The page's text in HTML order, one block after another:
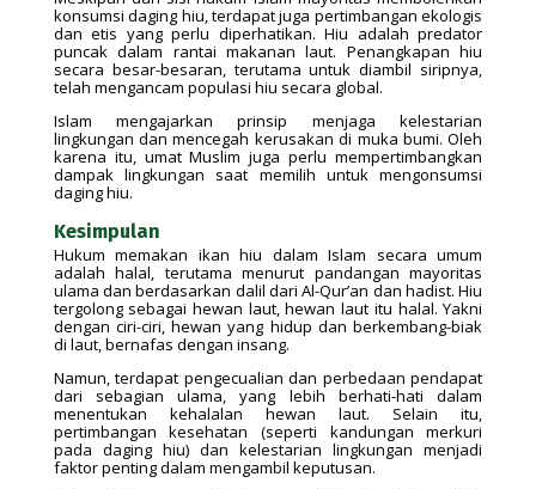
konsumsi daging hiu, terdapat juga pertimbangan ekologis
dan etis yang perlu diperhatikan. Hiu adalah predator
puncak dalam rantai makanan laut. Penangkapan hiu
secara besar-besaran, terutama untuk diambil siripnya,
telah mengancam populasi hiu secara global.
Islam mengajarkan prinsip menjaga kelestarian
lingkungan dan mencegah kerusakan di muka bumi. Oleh
karena itu, umat Muslim juga perlu mempertimbangkan
dampak lingkungan saat memilih untuk mengonsumsi
daging hiu.
Kesimpulan
Hukum memakan ikan hiu dalam Islam secara umum
adalah halal, terutama menurut pandangan mayoritas
ulama dan berdasarkan dalil dari Al-Qur’an dan hadist. Hiu
tergolong sebagai hewan laut, hewan laut itu halal. Yakni
dengan ciri-ciri, hewan yang hidup dan berkembang-biak
di laut, bernafas dengan insang.
Namun, terdapat pengecualian dan perbedaan pendapat
dari sebagian ulama, yang lebih berhati-hati dalam
menentukan kehalalan hewan laut. Selain itu,
pertimbangan kesehatan (seperti kandungan merkuri
pada daging hiu) dan kelestarian lingkungan menjadi
faktor penting dalam mengambil keputusan.